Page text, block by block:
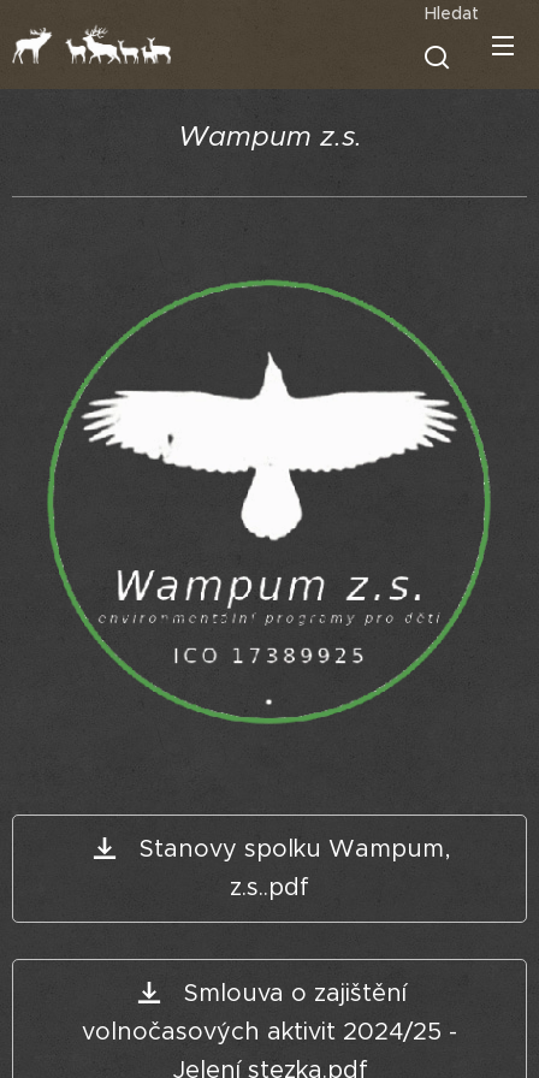
Hledat
Wampum z.s.
Stanovy spolku Wampum,
z.s..pdf
Smlouva o zajištění
volnočasových aktivit 2024/25 -
Jelení stezka.pdf